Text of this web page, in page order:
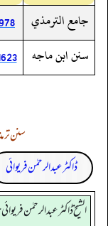
جامع الترمذي
سنن ابن ماجه
سنن ترمذی
ڈاکٹر عبدالرحمٰن فریوائی
الشیخ ڈاکٹر عبد الرحمٰن